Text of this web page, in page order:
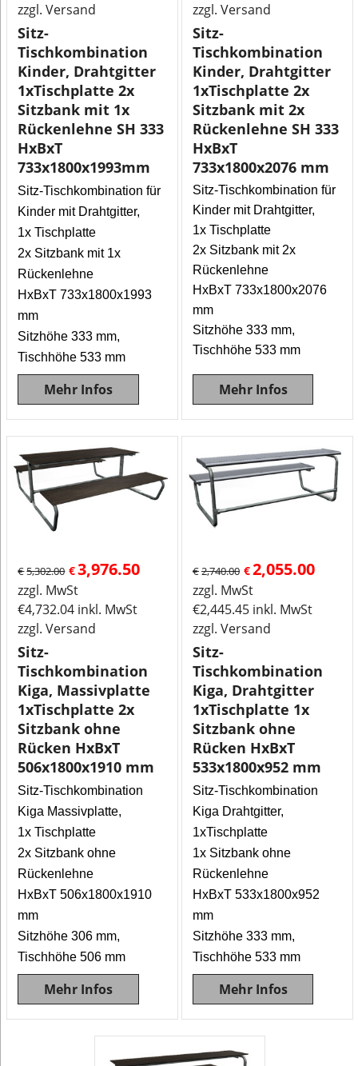
zzgl. Versand
Sitz-
Tischkombination
Kinder, Drahtgitter
1xTischplatte 2x
Sitzbank mit 1x
Rückenlehne SH 333
HxBxT
733x1800x1993mm
Sitz-Tischkombination für
Kinder mit Drahtgitter,
1x Tischplatte
2x Sitzbank mit 1x
Rückenlehne
HxBxT 733x1800x1993
mm
Sitzhöhe 333 mm,
Tischhöhe 533 mm
Mehr Infos
zzgl. Versand
Sitz-
Tischkombination
Kinder, Drahtgitter
1xTischplatte 2x
Sitzbank mit 2x
Rückenlehne SH 333
HxBxT
733x1800x2076 mm
Sitz-Tischkombination für
Kinder mit Drahtgitter,
1x Tischplatte
2x Sitzbank mit 2x
Rückenlehne
HxBxT 733x1800x2076
mm
Sitzhöhe 333 mm,
Tischhöhe 533 mm
Mehr Infos
€5,302.00 €3,976.50
zzgl. MwSt
€4,732.04 inkl. MwSt
zzgl. Versand
Sitz-
Tischkombination
Kiga, Massivplatte
1xTischplatte 2x
Sitzbank ohne
Rücken HxBxT
506x1800x1910 mm
Sitz-Tischkombination
Kiga Massivplatte,
1x Tischplatte
2x Sitzbank ohne
Rückenlehne
HxBxT 506x1800x1910
mm
Sitzhöhe 306 mm,
Tischhöhe 506 mm
Mehr Infos
€2,740.00 €2,055.00
zzgl. MwSt
€2,445.45 inkl. MwSt
zzgl. Versand
Sitz-
Tischkombination
Kiga, Drahtgitter
1xTischplatte 1x
Sitzbank ohne
Rücken HxBxT
533x1800x952 mm
Sitz-Tischkombination
Kiga Drahtgitter,
1xTischplatte
1x Sitzbank ohne
Rückenlehne
HxBxT 533x1800x952
mm
Sitzhöhe 333 mm,
Tischhöhe 533 mm
Mehr Infos